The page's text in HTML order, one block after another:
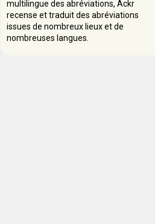
multilingue des abréviations, Ackr
recense et traduit des abréviations
issues de nombreux lieux et de
nombreuses langues.